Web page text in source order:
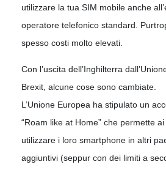
utilizzare la tua SIM mobile anche
operatore telefonico standard.
spesso costi molto elevati.
Con l’uscita dell’Inghilterra
Brexit, alcune cose sono cambiate.
L’Unione Europea ha stipulato un
“Roam like at Home” che permette
utilizzare i loro smartphone in altri
aggiuntivi (seppur con dei limiti a